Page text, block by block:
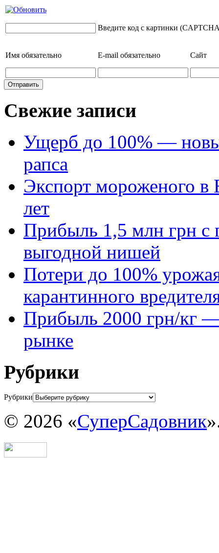
Введите код с картинки
Имя обязательно E-mail обязательно Сайт
Свежие записи
Ущерб до 100% —
рапса
Экспорт мороженого в
лет
Прибыль 1,5 млн грн с
выгодной нишей
Потери до 100%
карантинного
Прибыль 2000 грн/кг —
рынке
Рубрики
Рубрики
© 2026 «СуперСадовник